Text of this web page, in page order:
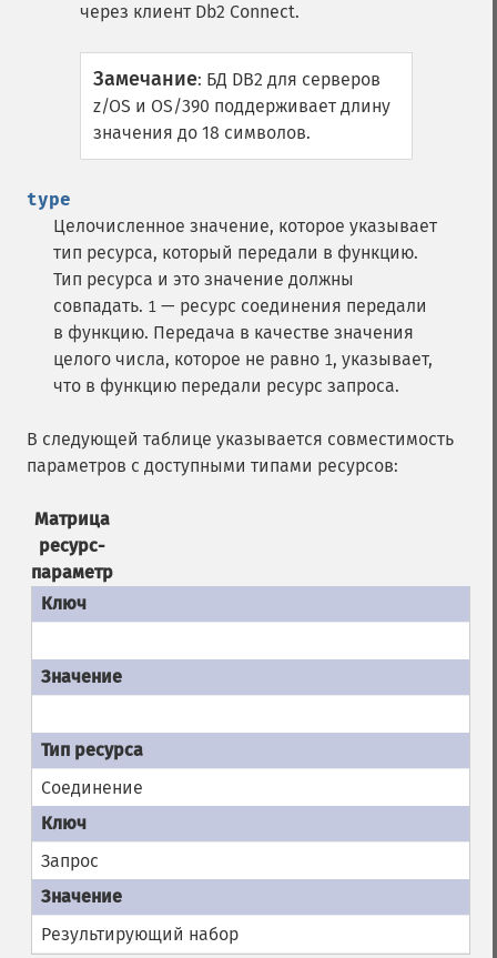
через клиент Db2 Connect.
Замечание: БД DB2 для серверов
z/OS и OS/390 поддерживает длину
значения до 18 символов.
type
Целочисленное значение, которое указывает
тип ресурса, который передали в функцию.
Тип ресурса и это значение должны
совпадать. 1 — ресурс соединения передали
в функцию. Передача в качестве значения
целого числа, которое не равно 1, указывает,
что в функцию передали ресурс запроса.
В следующей таблице указывается совместимость
параметров с доступными типами ресурсов:
Матрица
ресурс-
параметр
Соединение
Запрос
Результирующий набор